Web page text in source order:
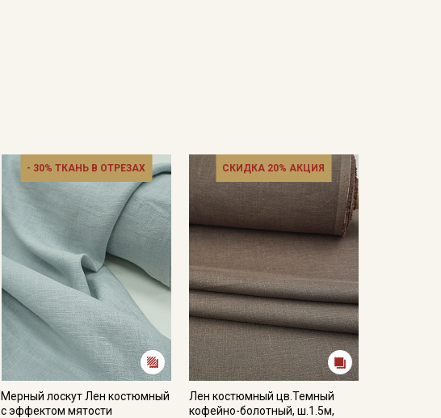
- 30% ТКАНЬ В ОТРЕЗАХ
Мерный лоскут Лен костюмный
с эффектом мятости
СКИДКА 20% АКЦИЯ
Лен костюмный цв.Темный
кофейно-болотный, ш.1.5м,